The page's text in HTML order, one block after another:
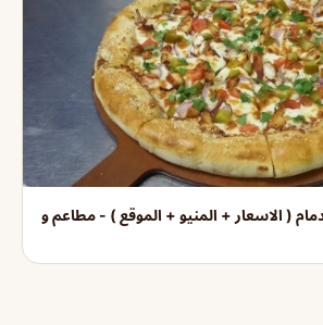
( الاسعار + المنيو + الموقع ) - مطاعم و